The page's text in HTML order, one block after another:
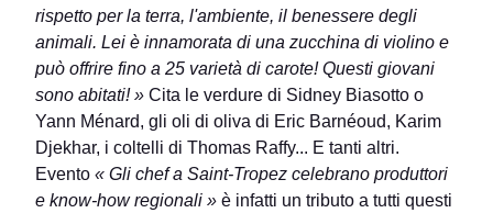
rispetto per la terra, l'ambiente, il benessere degli
animali. Lei è innamorata di una zucchina di violino e
può offrire fino a 25 varietà di carote! Questi giovani
sono abitati! » Cita le verdure di Sidney Biasotto o
Yann Ménard, gli oli di oliva di Eric Barnéoud, Karim
Djekhar, i coltelli di Thomas Raffy... E tanti altri.
Evento « Gli chef a Saint-Tropez celebrano produttori
e know-how regionali » è infatti un tributo a tutti questi